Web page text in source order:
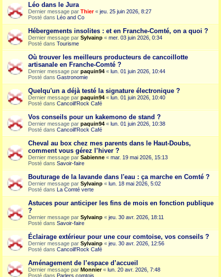
Léo dans le Jura
Dernier message par Thier« jeu. 25 juin 2026, 8:27
Posté dans Léo and Co
Hébergements insolites : et en Franche-Comté, on a quoi ?
Dernier message par Sylvainp « mer. 03 juin 2026, 0:34
Posté dans Tourisme
Où trouver les meilleurs producteurs de cancoillotte
artisanale en Franche-Comté ?
Dernier message par paquin94 « lun. 01 juin 2026, 10:44
Posté dans Gastronomie
Quelqu'un a déjà testé la signature électronique ?
Dernier message par paquin94 « lun. 01 juin 2026, 10:40
Posté dans Cancoill'Rock Café
Vos conseils pour un kakemono de stand ?
Dernier message par paquin94 « lun. 01 juin 2026, 10:38
Posté dans Cancoill'Rock Café
Cheval au box chez mes parents dans le Haut-Doubs,
comment vous gérez l’hiver ?
Dernier message par Sabienne « mar. 19 mai 2026, 15:13
Posté dans Savoir-faire
Bouturage de la lavande dans l'eau : ça marche en Comté ?
Dernier message par Sylvainp « lun. 18 mai 2026, 5:02
Posté dans La Comté verte
Astuces pour anticiper les fins de mois en fonction publique
?
Dernier message par Sylvainp « jeu. 30 avr. 2026, 18:11
Posté dans Savoir-faire
Éclairage extérieur pour une cour comtoise, vos conseils ?
Dernier message par Sylvainp « jeu. 30 avr. 2026, 12:56
Posté dans Cancoill'Rock Café
Aménagement de l’espace d’accueil
Dernier message par Monnier« lun. 20 avr. 2026, 7:48
Posté dans Parlers comtois